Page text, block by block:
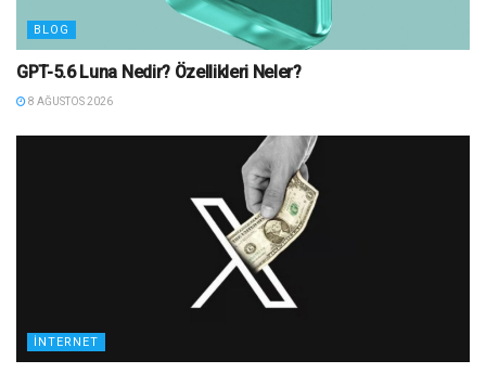
BLOG
GPT-5.6 Luna Nedir? Özellikleri Neler?
8 AĞUSTOS 2026
İNTERNET